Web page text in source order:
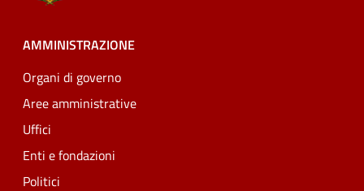
AMMINISTRAZIONE
Organi di governo
Aree amministrative
Uffici
Enti e fondazioni
Politici